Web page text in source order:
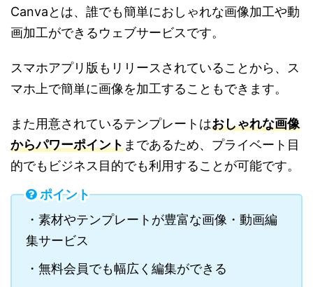
Canvaとは、誰でも簡単におしゃれな画像加工や動
画加工ができるウェブサービスです。
スマホアプリ版もリリースされていることから、ス
マホ上で簡単に画像を加工することもできます。
また用意されているテンプレートはおしゃれな画像
からパワーポイントまであるため、プライベート目
的でもビジネス目的でも利用することが可能です。
ポイント
・素材やテンプレートが豊富な画像・動画編
集サービス
・無料会員でも幅広く編集ができる